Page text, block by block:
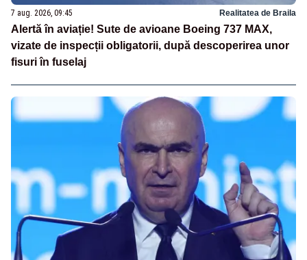
7 aug. 2026, 09:45 Realitatea de Braila
Alertă în aviație! Sute de avioane Boeing 737 MAX,
vizate de inspecții obligatorii, după descoperirea unor
fisuri în fuselaj